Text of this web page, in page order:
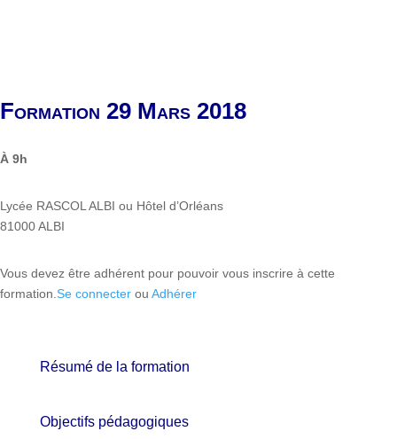
Formation 29 Mars 2018
À 9h
Lycée RASCOL ALBI ou Hôtel d’Orléans
81000 ALBI
Vous devez être adhérent pour pouvoir vous inscrire à cette
formation. Se connecter ou Adhérer
Résumé de la formation
Objectifs pédagogiques